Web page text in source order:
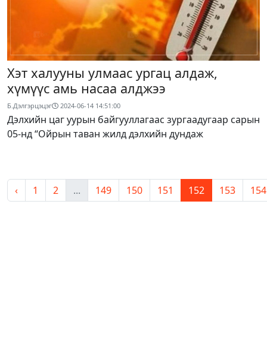
Хэт халууны улмаас ургац алдаж,
хүмүүс амь насаа алджээ
Б.Дэлгэрцэцэг 2024-06-14 14:51:00
Дэлхийн цаг уурын байгууллагаас зургаадугаар сарын
05-нд “Ойрын таван жилд дэлхийн дундаж
‹ 1 2 ... 149 150 151 152 153 154